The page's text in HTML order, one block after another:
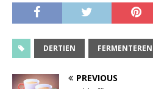
DERTIEN FERMENTEREN
PREVIOUS